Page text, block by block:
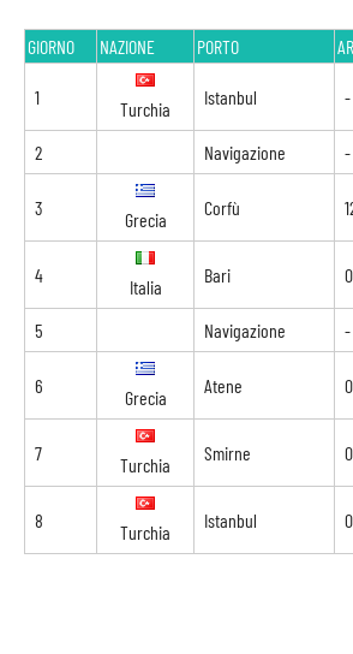
GIORNO NAZIONE PORTO
1
Turchia
Istanbul -
2 Navigazione -
3
Grecia
Corfù
4
Italia
Bari
5 Navigazione -
6
Grecia
Atene
7
Turchia
Smirne
8
Turchia
Istanbul